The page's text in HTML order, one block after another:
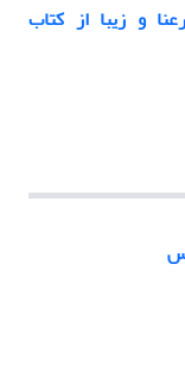
و زیبا از کتاب